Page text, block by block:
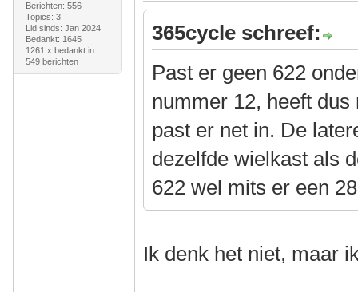
Berichten: 556
Topics: 3
Lid sinds: Jan 2024
Bedankt: 1645
1261 x bedankt in
549 berichten
365cycle schreef:
Past er geen 622
nummer 12, heeft
past er net in. De
dezelfde wielkast als
622 wel mits er een
Ik denk het niet, maar